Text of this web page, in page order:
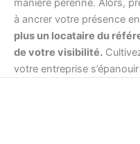
manière pérenne. Alors,
à ancrer votre présence
plus un locataire du
de votre visibilité.
votre entreprise